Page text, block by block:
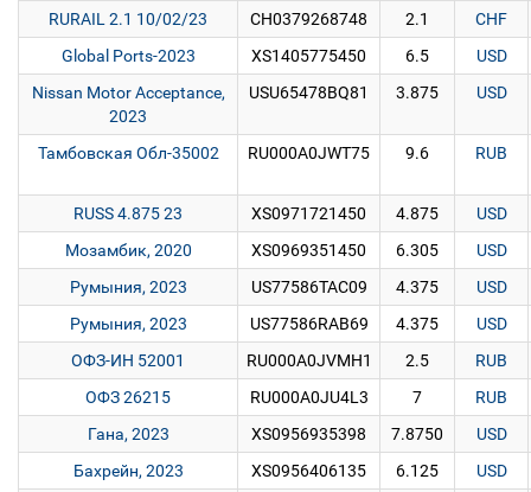
RURAIL 2.1 10/02/23 CH0379268748 2.1
CHF
Global Ports-2023
XS1405775450 6.5
USD
Nissan Motor Acceptance,
2023
USU65478BQ81 3.875 USD
Тамбовская Обл-35002 RU000A0JWT75 9.6 RUB
RUSS 4.875 23 XS0971721450 4.875
USD
Мозамбик, 2020
XS0969351450 6.305
USD
Румыния, 2023
US77586TAC09 4.375
USD
Румыния, 2023
US77586RAB69 4.375
USD
ОФЗ-ИН 52001
RU000A0JVMH1 2.5
RUB
ОФЗ 26215
RU000A0JU4L3 7
RUB
Гана, 2023
XS0956935398 7.8750
USD
Бахрейн, 2023
XS0956406135 6.125 USD